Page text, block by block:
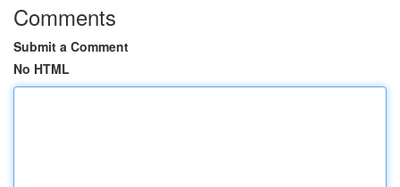
Comments
Submit a Comment
No HTML